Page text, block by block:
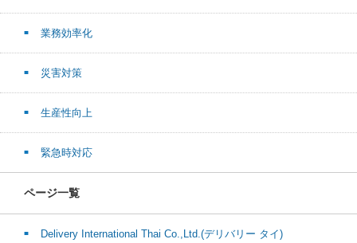
業務効率化
災害対策
生産性向上
緊急時対応
ページ一覧
Delivery International Thai Co.,Ltd.(デリバリー タイ)